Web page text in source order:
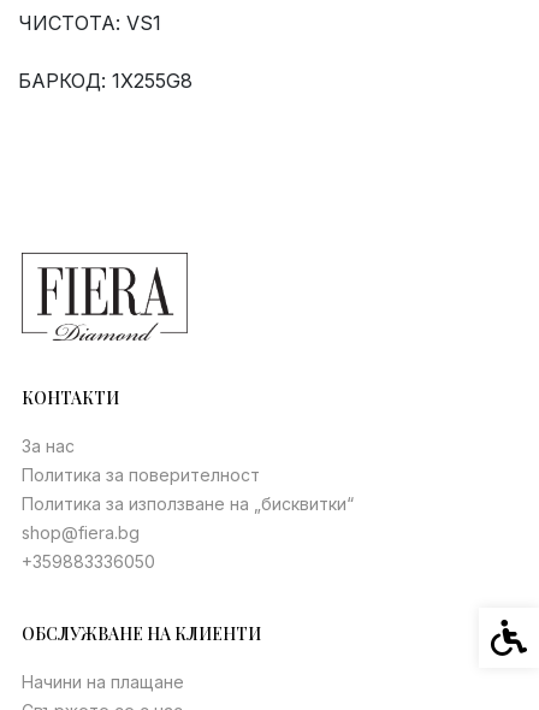
ЧИСТОТА: VS1
БАРКОД: 1X255G8
КОНТАКТИ
За нас
Политика за поверителност
Политика за използване на „бисквитки“
shop@fiera.bg
+359883336050
ОБСЛУЖВАНЕ НА КЛИЕНТИ
Начини на плащане